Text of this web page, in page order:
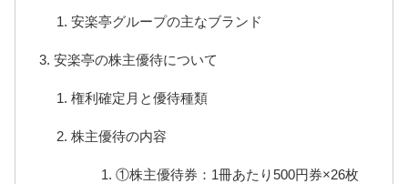
安楽亭グループの主なブランド
安楽亭の株主優待について
権利確定月と優待種類
株主優待の内容
①株主優待券：1冊あたり500円券×26枚